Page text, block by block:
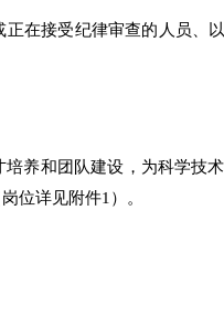
在接受纪律审查的人员、
养和团队建设，为科学技
位详见附件1）。